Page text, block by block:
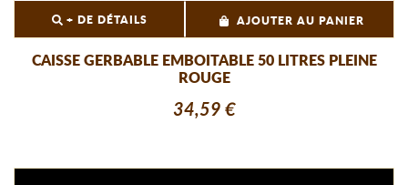
+ DE DÉTAILS AJOUTER AU PANIER
CAISSE GERBABLE EMBOITABLE 50 LITRES PLEINE
ROUGE
34,59 €